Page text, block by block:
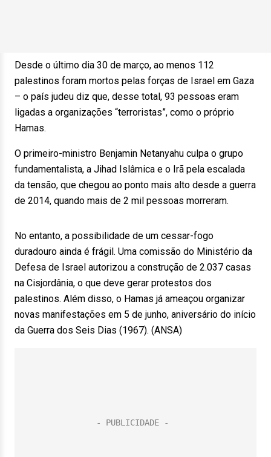
Desde o último dia 30 de março, ao menos 112
palestinos foram mortos pelas forças de Israel em Gaza
– o país judeu diz que, desse total, 93 pessoas eram
ligadas a organizações “terroristas”, como o próprio
Hamas.
O primeiro-ministro Benjamin Netanyahu culpa o grupo
fundamentalista, a Jihad Islâmica e o Irã pela escalada
da tensão, que chegou ao ponto mais alto desde a guerra
de 2014, quando mais de 2 mil pessoas morreram.
No entanto, a possibilidade de um cessar-fogo
duradouro ainda é frágil. Uma comissão do Ministério da
Defesa de Israel autorizou a construção de 2.037 casas
na Cisjordânia, o que deve gerar protestos dos
palestinos. Além disso, o Hamas já ameaçou organizar
novas manifestações em 5 de junho, aniversário do início
da Guerra dos Seis Dias (1967). (ANSA)